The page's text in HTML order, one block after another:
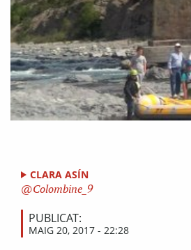
CLARA ASÍN
Colombine_9
PUBLICAT:
MAIG 20, 2017 - 22:28